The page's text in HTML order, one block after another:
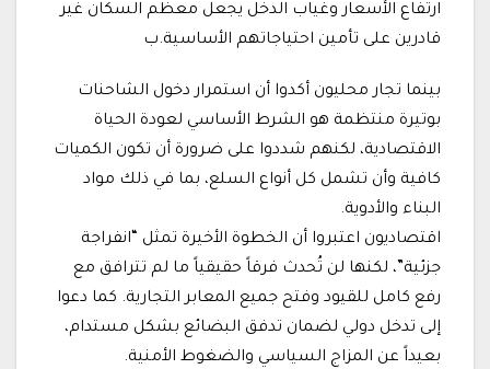
ارتفاع الأسعار وغياب الدخل يجعل معظم السكان غير
قادرين على تأمين احتياجاتهم الأساسية.ب
بينما تجار محليون أكدوا أن استمرار دخول الشاحنات
بوتيرة منتظمة هو الشرط الأساسي لعودة الحياة
الاقتصادية، لكنهم شددوا على ضرورة أن تكون الكميات
كافية وأن تشمل كل أنواع السلع، بما في ذلك مواد
البناء والأدوية.
اقتصاديون اعتبروا أن الخطوة الأخيرة تمثل “انفراجة
جزئية”، لكنها لن تُحدث فرقاً حقيقياً ما لم تترافق مع
رفع كامل للقيود وفتح جميع المعابر التجارية. كما دعوا
إلى تدخل دولي لضمان تدفق البضائع بشكل مستدام،
بعيداً عن المزاج السياسي والضغوط الأمنية.